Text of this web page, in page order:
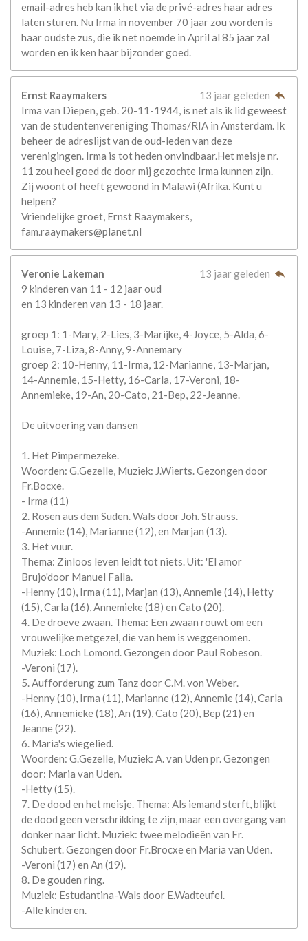
email-adres heb kan ik het via de privé-adres haar adres
laten sturen. Nu Irma in november 70 jaar zou worden is
haar oudste zus, die ik net noemde in April al 85 jaar zal
worden en ik ken haar bijzonder goed.
Ernst Raaymakers
13 jaar geleden
Irma van Diepen, geb. 20-11-1944, is net als ik lid geweest
van de studentenvereniging Thomas/RIA in Amsterdam. Ik
beheer de adreslijst van de oud-leden van deze
verenigingen. Irma is tot heden onvindbaar.Het meisje nr.
11 zou heel goed de door mij gezochte Irma kunnen zijn.
Zij woont of heeft gewoond in Malawi (Afrika. Kunt u
helpen?
Vriendelijke groet, Ernst Raaymakers,
fam.raaymakers@planet.nl
Veronie Lakeman
13 jaar geleden
9 kinderen van 11 - 12 jaar oud
en 13 kinderen van 13 - 18 jaar.
groep 1: 1-Mary, 2-Lies, 3-Marijke, 4-Joyce, 5-Alda, 6-
Louise, 7-Liza, 8-Anny, 9-Annemary
groep 2: 10-Henny, 11-Irma, 12-Marianne, 13-Marjan,
14-Annemie, 15-Hetty, 16-Carla, 17-Veroni, 18-
Annemieke, 19-An, 20-Cato, 21-Bep, 22-Jeanne.
De uitvoering van dansen
1. Het Pimpermezeke.
Woorden: G.Gezelle, Muziek: J.Wierts. Gezongen door
Fr.Bocxe.
- Irma (11)
2. Rosen aus dem Suden. Wals door Joh. Strauss.
-Annemie (14), Marianne (12), en Marjan (13).
3. Het vuur.
Thema: Zinloos leven leidt tot niets. Uit: 'El amor
Brujo'door Manuel Falla.
-Henny (10), Irma (11), Marjan (13), Annemie (14), Hetty
(15), Carla (16), Annemieke (18) en Cato (20).
4. De droeve zwaan. Thema: Een zwaan rouwt om een
vrouwelijke metgezel, die van hem is weggenomen.
Muziek: Loch Lomond. Gezongen door Paul Robeson.
-Veroni (17).
5. Aufforderung zum Tanz door C.M. von Weber.
-Henny (10), Irma (11), Marianne (12), Annemie (14), Carla
(16), Annemieke (18), An (19), Cato (20), Bep (21) en
Jeanne (22).
6. Maria's wiegelied.
Woorden: G.Gezelle, Muziek: A. van Uden pr. Gezongen
door: Maria van Uden.
-Hetty (15).
7. De dood en het meisje. Thema: Als iemand sterft, blijkt
de dood geen verschrikking te zijn, maar een overgang van
donker naar licht. Muziek: twee melodieën van Fr.
Schubert. Gezongen door Fr.Brocxe en Maria van Uden.
-Veroni (17) en An (19).
8. De gouden ring.
Muziek: Estudantina-Wals door E.Wadteufel.
-Alle kinderen.